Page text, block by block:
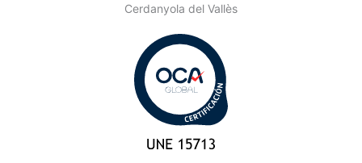
Cerdanyola del Vallès